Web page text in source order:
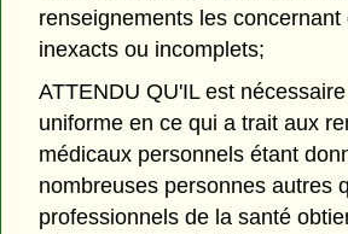
renseignements les concernant
inexacts ou incomplets;
ATTENDU QU'IL est
uniforme en ce qui a trait aux
médicaux personnels étant
nombreuses personnes autres
professionnels de la santé